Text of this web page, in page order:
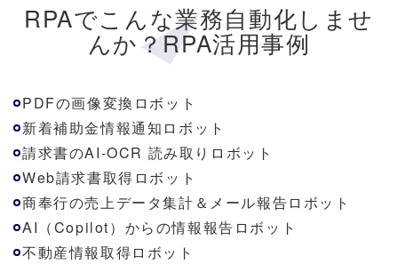
RPAでこんな業務自動化しませ
んか？RPA活用事例
PDFの画像変換ロボット
新着補助金情報通知ロボット
請求書のAI-OCR 読み取りロボット
Web請求書取得ロボット
商奉行の売上データ集計＆メール報告ロボット
AI（Copilot）からの情報報告ロボット
不動産情報取得ロボット